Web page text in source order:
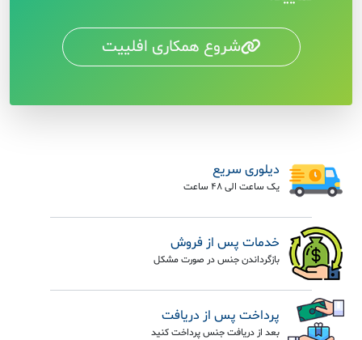
شروع همکاری افلییت
دیلوری سریع
یک ساعت الی 48 ساعت
خدمات پس از فروش
بازگرداندن جنس در صورت مشکل
پرداخت پس از دریافت
بعد از دریافت جنس پرداخت کنید